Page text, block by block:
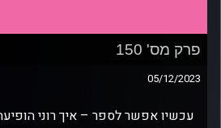
פרק מס' 150
05/12/2023
עכשיו אפשר לספר – איך רוני